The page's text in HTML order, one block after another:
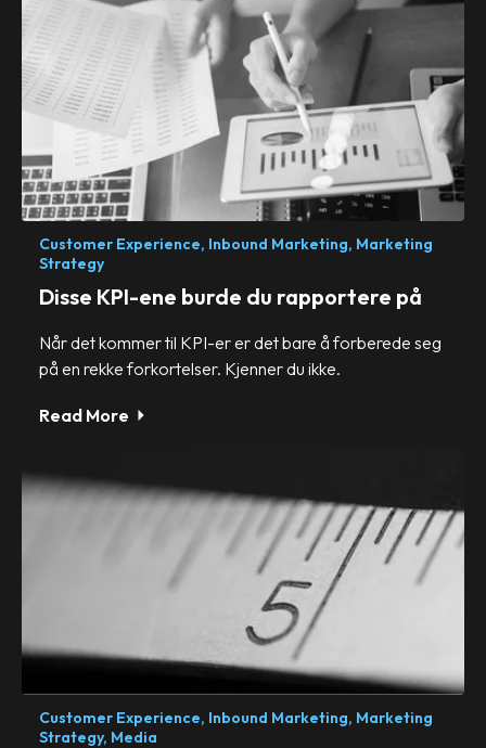
Customer Experience, Inbound Marketing, Marketing
Strategy
Disse KPI-ene burde du rapportere på
Når det kommer til KPI-er er det bare å forberede seg
på en rekke forkortelser. Kjenner du ikke.
Read More
Customer Experience, Inbound Marketing, Marketing
Strategy, Media